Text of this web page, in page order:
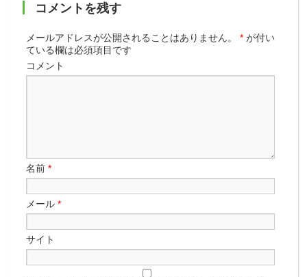
コメントを残す
メールアドレスが公開されることはありません。 * が付い
ている欄は必須項目です
コメント
名前*
メール*
サイト